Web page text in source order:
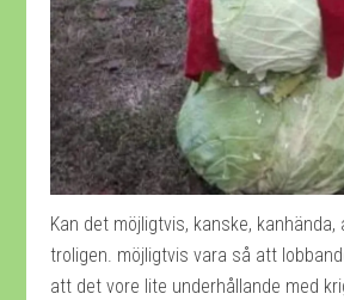
Kan det möjligtvis, kanske, kanhända,
troligen. möjligtvis vara så att
att det vore lite underhållande med